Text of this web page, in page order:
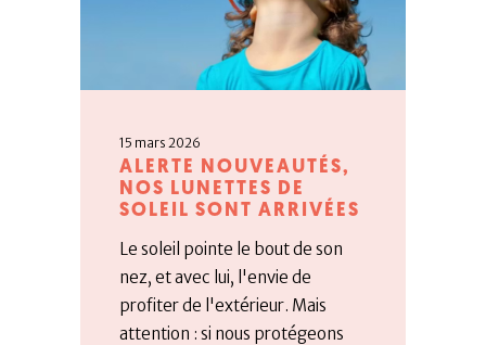
15 mars 2026
ALERTE NOUVEAUTÉS,
NOS LUNETTES DE
SOLEIL SONT ARRIVÉES
Le soleil pointe le bout de son
nez, et avec lui, l'envie de
profiter de l'extérieur. Mais
attention : si nous protégeons